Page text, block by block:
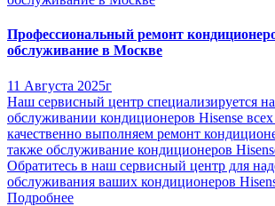
Профессиональный ремонт
обслуживание в Москве
11 Августа 2025г
Наш сервисный центр специализируется
обслуживании кондиционеров Hisense
качественно выполняем ремонт
также обслуживание кондиционеров
Обратитесь в наш сервисный центр для
обслуживания ваших кондиционеров
Подробнее